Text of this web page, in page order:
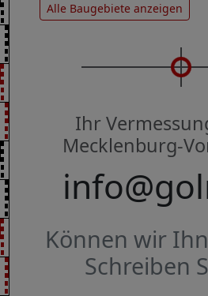
Alle Baugebiete anzeigen
Ihr
Mecklenburg-
Können wir
Schreiben